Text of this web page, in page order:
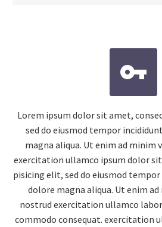


Lorem ipsum dolor sit amet,
sed do eiusmod tempor
magna aliqua. Ut enim ad minim
exercitation ullamco ipsum dolor
pisicing elit, sed do eiusmod
dolore magna aliqua. Ut enim
nostrud exercitation ullamco
commodo consequat. exercitation